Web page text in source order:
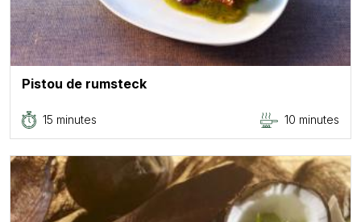
Pistou de rumsteck
15 minutes 10 minutes